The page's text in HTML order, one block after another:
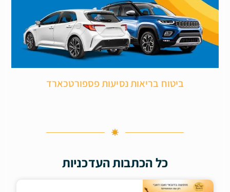
ביטוח בריאות נסיעות פספורטכארד
כל הכתבות העדכניות